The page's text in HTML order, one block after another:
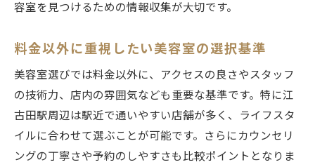
容室を見つけるための情報収集が大切です。
料金以外に重視したい美容室の選択基準
美容室選びでは料金以外に、アクセスの良さやスタッフ
の技術力、店内の雰囲気なども重要な基準です。特に江
古田駅周辺は駅近で通いやすい店舗が多く、ライフスタ
イルに合わせて選ぶことが可能です。さらにカウンセリ
ングの丁寧さや予約のしやすさも比較ポイントとなりま